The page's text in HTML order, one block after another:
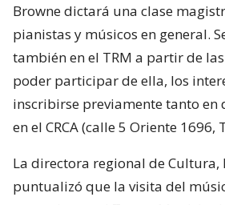
Browne dictará una clase
pianistas y músicos en general.
también en el TRM a partir de
poder participar de ella, los
inscribirse previamente tanto en
en el CRCA (calle 5 Oriente 1696,
La directora regional de Cultura,
puntualizó que la visita del